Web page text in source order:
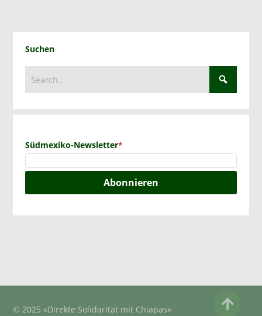
Suchen
Südmexiko-Newsletter*
Abonnieren
© 2025 «Direkte Solidarität mit Chiapas»